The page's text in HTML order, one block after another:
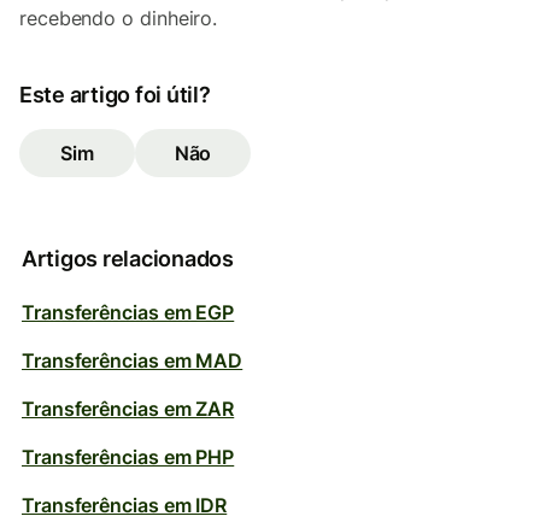
recebendo o dinheiro.
Este artigo foi útil?
Sim Não
Artigos relacionados
Transferências em EGP
Transferências em MAD
Transferências em ZAR
Transferências em PHP
Transferências em IDR